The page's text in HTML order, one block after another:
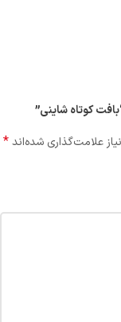
کوتاه شاینی”
علامت‌گذاری شده‌اند*